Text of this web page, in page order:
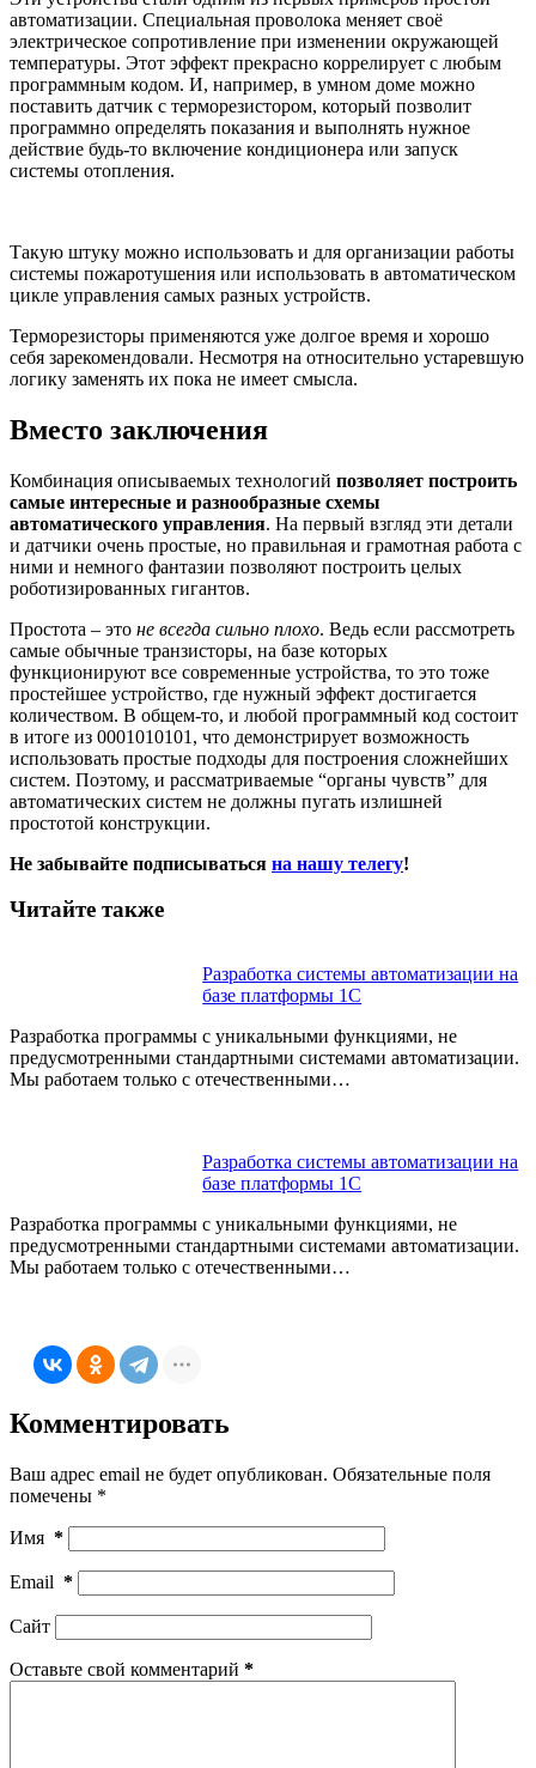
автоматизации. Специальная проволока меняет своё
электрическое сопротивление при изменении окружающей
температуры. Этот эффект прекрасно коррелирует с любым
программным кодом. И, например, в умном доме можно
поставить датчик с терморезистором, который позволит
программно определять показания и выполнять нужное
действие будь-то включение кондиционера или запуск
системы отопления.
Такую штуку можно использовать и для организации работы
системы пожаротушения или использовать в автоматическом
цикле управления самых разных устройств.
Терморезисторы применяются уже долгое время и хорошо
себя зарекомендовали. Несмотря на относительно устаревшую
логику заменять их пока не имеет смысла.
Вместо заключения
Комбинация описываемых технологий позволяет построить
самые интересные и разнообразные схемы
автоматического управления. На первый взгляд эти детали
и датчики очень простые, но правильная и грамотная работа с
ними и немного фантазии позволяют построить целых
роботизированных гигантов.
Простота – это не всегда сильно плохо. Ведь если рассмотреть
самые обычные транзисторы, на базе которых
функционируют все современные устройства, то это тоже
простейшее устройство, где нужный эффект достигается
количеством. В общем-то, и любой программный код состоит
в итоге из 0001010101, что демонстрирует возможность
использовать простые подходы для построения сложнейших
систем. Поэтому, и рассматриваемые “органы чувств” для
автоматических систем не должны пугать излишней
простотой конструкции.
Не забывайте подписываться на нашу телегу!
Читайте также
Разработка системы автоматизации на
базе платформы 1С
Разработка программы с уникальными функциями, не
предусмотренными стандартными системами автоматизации.
Мы работаем только с отечественными…
Разработка системы автоматизации на
базе платформы 1С
Разработка программы с уникальными функциями, не
предусмотренными стандартными системами автоматизации.
Мы работаем только с отечественными…
Комментировать
Ваш адрес email не будет опубликован. Обязательные поля
помечены *
Имя *
Email *
Сайт
Оставьте свой комментарий *